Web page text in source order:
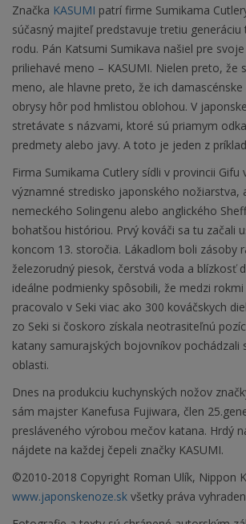
Značka KASUMI patrí firme Sumikama
súčasný majiteľ predstavuje tretiu
rodu. Pán Katsumi Sumikava našiel pre
priliehavé meno – KASUMI. Nielen preto, že
meno, ale hlavne preto, že ich
obrysy hôr pod hmlistou oblohou. V
stretávate s názvami, ktoré sú priamym
predmety alebo javy. A toto je jeden z
Firma Sumikama Cutlery sídli v provincii Gifu
významné stredisko japonského nožiarstva,
nemeckého Solingenu alebo anglického
bohatšou históriou. Prvý kováči sa tu začali
koncom 13. storočia. Lákadlom boli zásoby
železorudný piesok, čerstvá voda a blízkosť
ideálne podmienky spôsobili, že medzi
pracovalo v Seki viac ako 300 kováčskych
zo Seki si čoskoro získala neotrasiteľnú
katany samurajských bojovníkov pochádzali
oblasti.
Dnes na produkciu kuchynských nožov
sám majster Kanefusa Fujiwara, člen
presláveného výrobou mečov katana. Hrdý
nájdete na každej čepeli značky KASUMI.
©2010-2018 Copyright Roman Ulík, Nippon
www.japonskenoze.sk všetky práva